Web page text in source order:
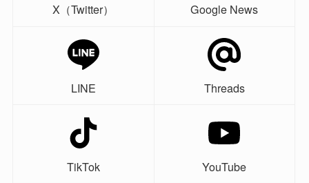
X（Twitter） Google News
LINE Threads
TikTok YouTube